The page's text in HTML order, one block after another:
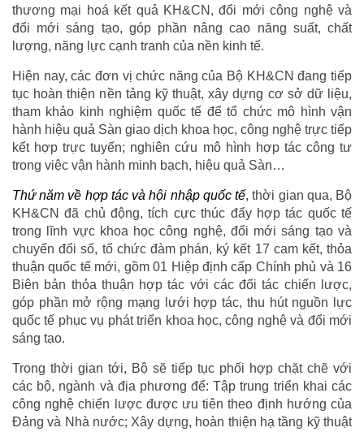
thương mại hoá kết quả KH&CN, đổi mới công nghệ và
đổi mới sáng tạo, góp phần nâng cao năng suất, chất
lượng, năng lực cạnh tranh của nền kinh tế.
Hiện nay, các đơn vị chức năng của Bộ KH&CN đang tiếp
tục hoàn thiện nền tảng kỹ thuật, xây dựng cơ sở dữ liệu,
tham khảo kinh nghiệm quốc tế để tổ chức mô hình vận
hành hiệu quả Sàn giao dịch khoa học, công nghệ trực tiếp
kết hợp trực tuyến; nghiên cứu mô hình hợp tác công tư
trong việc vận hành minh bạch, hiệu quả Sàn…
Thứ năm về hợp tác và hội nhập quốc tế, thời gian qua, Bộ
KH&CN đã chủ động, tích cực thúc đẩy hợp tác quốc tế
trong lĩnh vực khoa học công nghệ, đổi mới sáng tạo và
chuyển đổi số, tổ chức đàm phán, ký kết 17 cam kết, thỏa
thuận quốc tế mới, gồm 01 Hiệp định cấp Chính phủ và 16
Biên bản thỏa thuận hợp tác với các đối tác chiến lược,
góp phần mở rộng mạng lưới hợp tác, thu hút nguồn lực
quốc tế phục vụ phát triển khoa học, công nghệ và đổi mới
sáng tạo.
Trong thời gian tới, Bộ sẽ tiếp tục phối hợp chặt chẽ với
các bộ, ngành và địa phương để: Tập trung triển khai các
công nghệ chiến lược được ưu tiên theo định hướng của
Đảng và Nhà nước; Xây dựng, hoàn thiện hạ tầng kỹ thuật